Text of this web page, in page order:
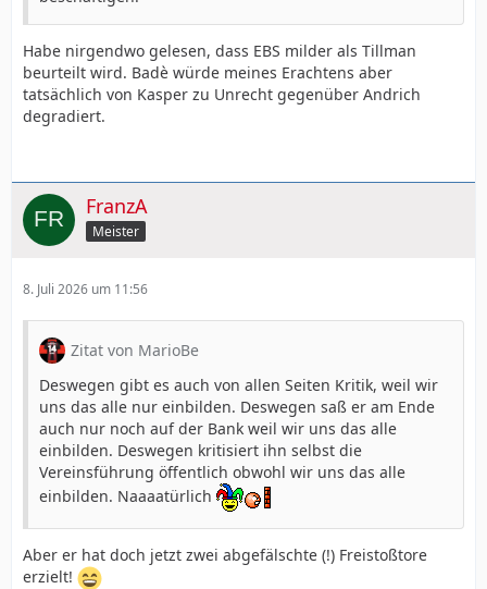
Habe nirgendwo gelesen, dass EBS milder als Tillman
beurteilt wird. Badè würde meines Erachtens aber
tatsächlich von Kasper zu Unrecht gegenüber Andrich
degradiert.
FranzA
Meister
8. Juli 2026 um 11:56
Zitat von MarioBe
Deswegen gibt es auch von allen Seiten Kritik, weil wir
uns das alle nur einbilden. Deswegen saß er am Ende
auch nur noch auf der Bank weil wir uns das alle
einbilden. Deswegen kritisiert ihn selbst die
Vereinsführung öffentlich obwohl wir uns das alle
einbilden. Naaaatürlich
Aber er hat doch jetzt zwei abgefälschte (!) Freistoßtore
erzielt!